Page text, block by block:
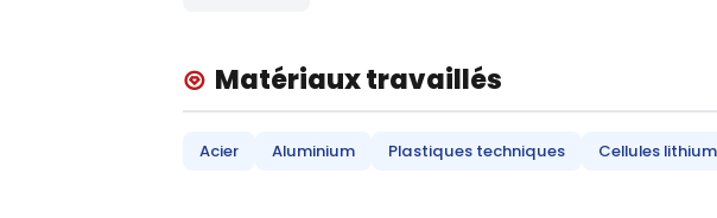
Matériaux travaillés
Acier Aluminium Plastiques techniques Cellules